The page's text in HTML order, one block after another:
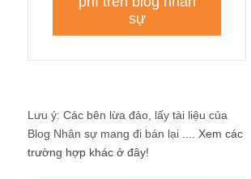
Lưu ý: Các bên lừa đảo, lấy tài liệu của
Blog Nhân sự mang đi bán lại .... Xem các
trường hợp khác ở đây!